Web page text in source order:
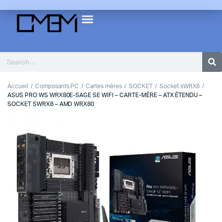
Accueil Composants PC Cartes mères SOCKET
Socket sWRX8
ASUS PRO WS WRX80E-SAGE SE WIFI – CARTE-MÈRE – ATX ÉTENDU –
SOCKET SWRX8 – AMD WRX80
2
Previous
Next